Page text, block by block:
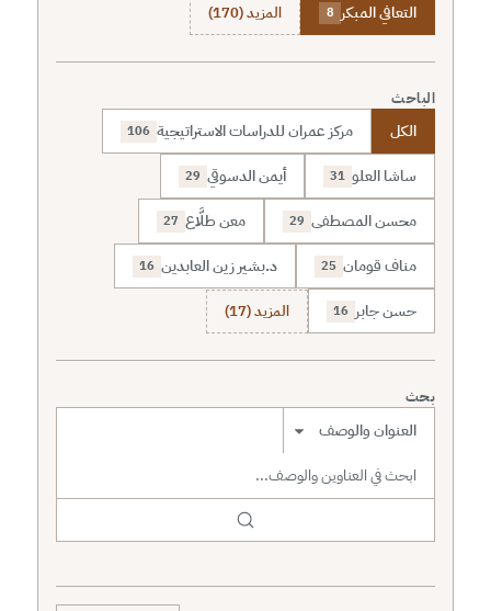
التعافي المبكر 8 المزيد (170)
الباحث
الكل مركز عمران للدراسات الاستراتيجية 106
ساشا العلو 31 أيمن الدسوقي 29
محسن المصطفى 29 معن طلَّاع 27
مناف قومان 25 د.بشير زين العابدين 16
حسن جابر 16 المزيد (17)
بحث
نطاق البحث